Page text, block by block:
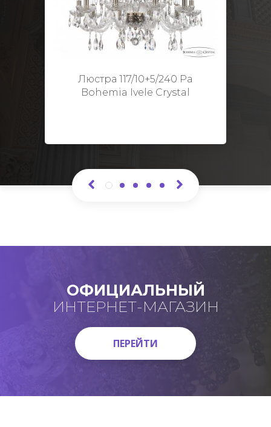
Люстра 117/10+5/240 Pa
Bohemia Ivele Crystal
Цвет арматуры: Патина/
Кол-во ламп: 15
Диаметр: 70 см
ОФИЦИАЛЬНЫЙ
ИНТЕРНЕТ-МАГАЗИН
ПЕРЕЙТИ
ПЕРЕЙТИ